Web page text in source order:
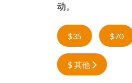
动。
$35 $70
$ 其他